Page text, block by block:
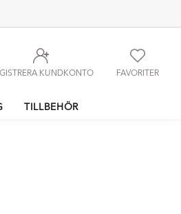
FAVORITER
KUNDKONTO
TILLBEHÖR